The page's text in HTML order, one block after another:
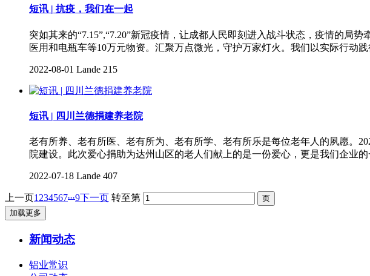
短讯 | 抗疫，我们在一起
突如其来的“7.15”,“7.20”新冠疫情，让成都人民即刻进入战斗状态，疫情的局
医用和电瓶车等10万元物资。汇聚万点微光，守护万家灯火。我们以实际行动
2022-08-01 Lande 215
短讯 | 四川兰德捐建养老院
老有所养、老有所医、老有所为、老有所学、老有所乐是每位老年人的夙愿。
院建设。此次爱心捐助为达州山区的老人们献上的是一份爱心，更是我们企业的
2022-07-18 Lande 407
上一页1 234567...9下一页 转至第
加载更多
新闻动态
铝业常识